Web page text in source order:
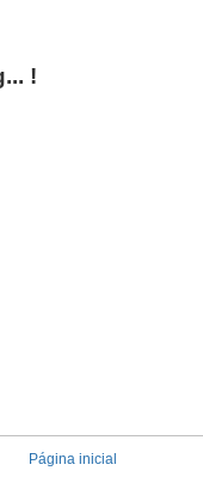
!
Página inicial